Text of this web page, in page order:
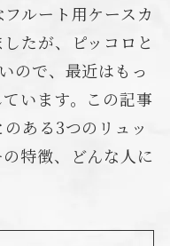
ルート用ケースカ
たが、ピッコロと
ので、最近はもっ
います。この記事
ある3つのリュッ
特徴、どんな人に